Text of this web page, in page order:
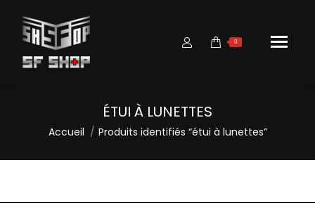
0
ÉTUI À LUNETTES
Vous êtes ici :
Accueil Produits identifiés “étui à lunettes”